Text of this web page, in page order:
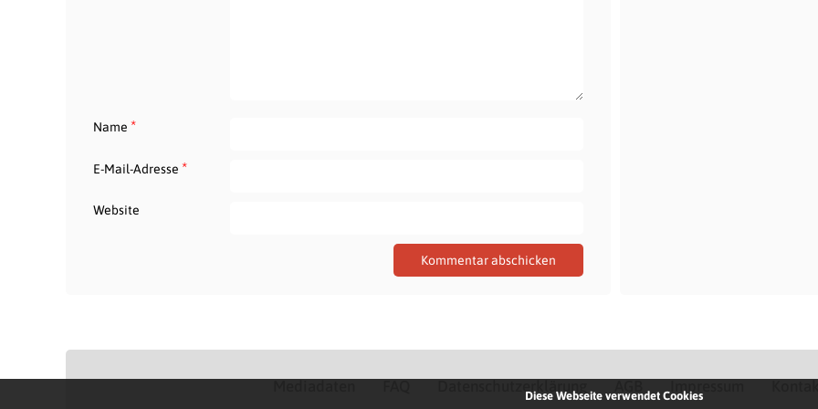
Name *
E-Mail-Adresse *
Website
Datenschutzerklärung Impressum
Diese Webseite verwendet Cookies